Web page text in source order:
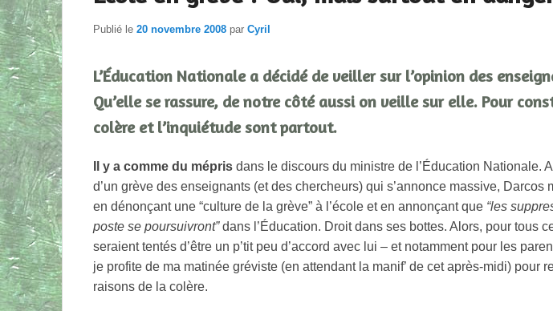
Publié le 20 novembre 2008 par Cyril
L’Éducation Nationale a décidé de veiller sur l’opinion des
Qu’elle se rassure, de notre côté aussi on veille sur elle. Pour
colère et l’inquiétude sont partout.
Il y a comme du mépris dans le discours du ministre de l’Éducation Nationale.
d’un grève des enseignants (et des chercheurs) qui s’annonce massive, Darcos
en dénonçant une “culture de la grève” à l’école et en annonçant que “les
poste se poursuivront”dans l’Éducation. Droit dans ses bottes. Alors, pour tous
seraient tentés d’être un p’tit peu d’accord avec lui – et notamment pour les
je profite de ma matinée gréviste (en attendant la manif’ de cet après-midi) pour
raisons de la colère.